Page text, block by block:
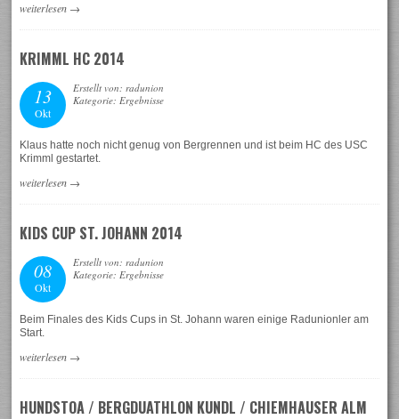
weiterlesen →
KRIMML HC 2014
13
Okt
Erstellt von: radunion
Kategorie: Ergebnisse
Klaus hatte noch nicht genug von Bergrennen und ist beim HC des USC
Krimml gestartet.
weiterlesen →
KIDS CUP ST. JOHANN 2014
08
Okt
Erstellt von: radunion
Kategorie: Ergebnisse
Beim Finales des Kids Cups in St. Johann waren einige Radunionler am
Start.
weiterlesen →
HUNDSTOA / BERGDUATHLON KUNDL / CHIEMHAUSER ALM